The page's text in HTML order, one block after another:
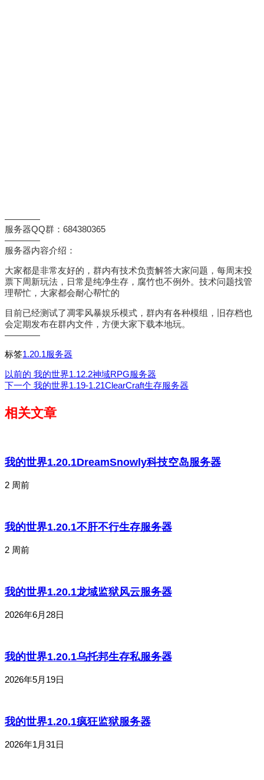
————
服务器QQ群：684380365
————
服务器内容介绍：
大家都是非常友好的，群内有技术负责解答大家问题，每周末投
票下周新玩法，日常是纯净生存，腐竹也不例外。技术问题找管
理帮忙，大家都会耐心帮忙的
目前已经测试了凋零风暴娱乐模式，群内有各种模组，旧存档也
会定期发布在群内文件，方便大家下载本地玩。
————
标签1.20.1服务器
以前的 我的世界1.12.2神域RPG服务器
下一个 我的世界1.19-1.21ClearCraft生存服务器
相关文章
我的世界1.20.1DreamSnowly科技空岛服务器
2 周前
我的世界1.20.1不肝不行生存服务器
2 周前
我的世界1.20.1龙域监狱风云服务器
2026年6月28日
我的世界1.20.1乌托邦生存私服务器
2026年5月19日
我的世界1.20.1疯狂监狱服务器
2026年1月31日